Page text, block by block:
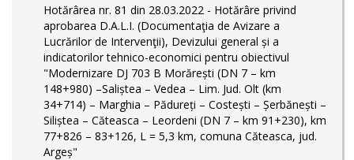
Hotărârea nr. 81 din 28.03.2022 - Hotărâre privind
aprobarea D.A.L.I. (Documentaţia de Avizare a
Lucrărilor de Intervenţii), Devizului general și a
indicatorilor tehnico-economici pentru obiectivul
"Modernizare DJ 703 B Morărești (DN 7 – km
148+980) –Saliștea – Vedea – Lim. Jud. Olt (km
34+714) – Marghia – Pădureți – Costești – Șerbănești –
Siliștea – Căteasca – Leordeni (DN 7 – km 91+230), km
77+826 – 83+126, L = 5,3 km, comuna Căteasca, jud.
Argeș"